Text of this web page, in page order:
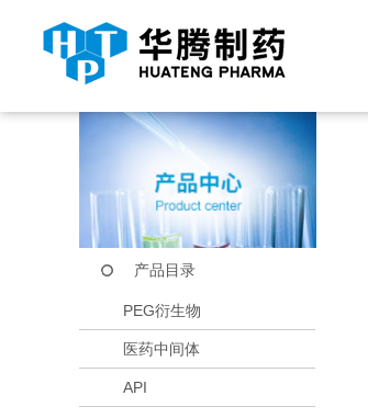
当前位置： 首页 产品中心
产品目录
PEG衍生物
医药中间体
API